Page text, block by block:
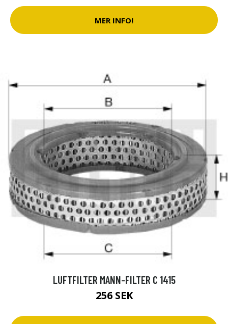
MER INFO!
LUFTFILTER MANN-FILTER C 1415
256 SEK